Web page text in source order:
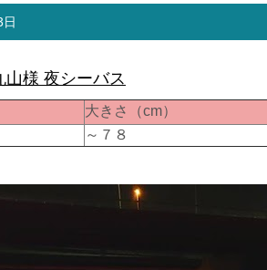
山様 夜シーバス
大きさ（cm）
～７８